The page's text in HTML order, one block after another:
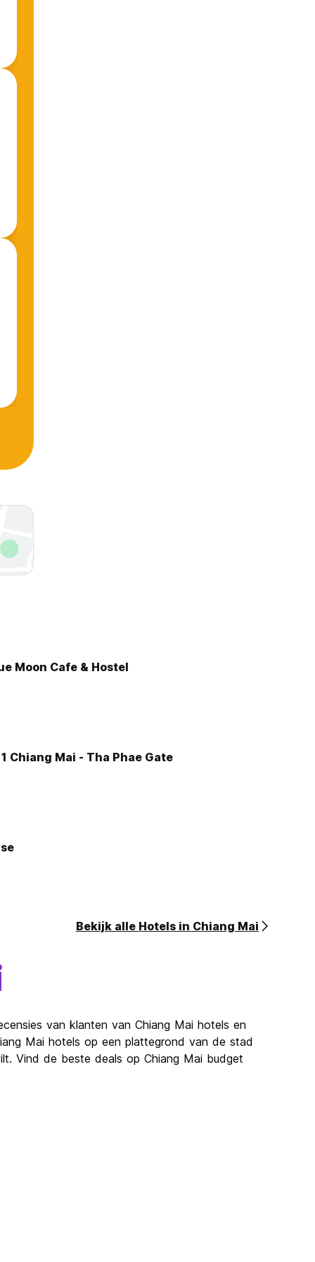
Moon Cafe & Hostel
Chiang Mai - Tha Phae Gate
Bekijk alle Hotels in Chiang Mai
van klanten van Chiang Mai hotels en
Mai hotels op een plattegrond van de stad
Vind de beste deals op Chiang Mai budget